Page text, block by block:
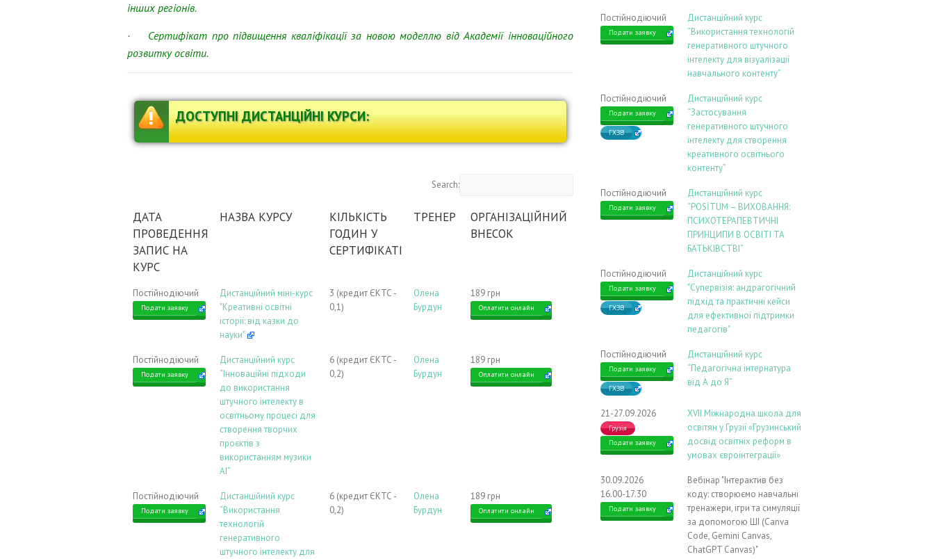
інших регіонів.
· Сертифікат про підвищення кваліфікації за новою моделлю від Академії інноваційного
розвитку освіти.
ДОСТУПНІ ДИСТАНЦІЙНІ КУРСИ:
Search:
ДАТА
ПРОВЕДЕННЯ
ЗАПИС НА
КУРС
НАЗВА КУРСУ
КІЛЬКІСТЬ
ГОДИН У
СЕРТИФІКАТІ
ТРЕНЕР
ОРГАНІЗАЦІЙНИЙ
ВНЕСОК
Постійнодіючий
Подати заявку
Дистанційний міні-курс
"Креативні освітні
історії: від казки до
науки"
3 (кредит ЄКТС -
0,1)
Олена
Бурдун
189 грн
Оплатити онлайн
Постійнодіючий
Подати заявку
Дистанційний курс
“Інноваційні підходи
до використання
штучного інтелекту в
освітньому процесі для
створення творчих
проєктів з
використанням музики
АІ”
6 (кредит ЄКТС -
0,2)
Олена
Бурдун
189 грн
Оплатити онлайн
Постійнодіючий
Подати заявку
Дистанційний курс
“Використання
технологій
генеративного
штучного інтелекту для
6 (кредит ЄКТС -
0,2)
Олена
Бурдун
189 грн
Оплатити онлайн
Постійнодіючий
Подати заявку
Дистанційний курс
“Використання технологій
генеративного штучного
інтелекту для візуалізації
навчального контенту”
Постійнодіючий
Подати заявку
ГХЗВ
Дистанційний курс
“Застосування
генеративного штучного
інтелекту для створення
креативного освітнього
контенту”
Постійнодіючий
Подати заявку
Дистанційний курс
“POSİTUM – ВИХОВАННЯ:
ПСИХОТЕРАПЕВТИЧНІ
ПРИНЦИПИ В ОСВІТІ ТА
БАТЬКІВСТВІ”
Постійнодіючий
Подати заявку
ГХЗВ
Дистанційний курс
"Супервізія: андрагогічний
підхід та практичні кейси
для ефективної підтримки
педагогів"
Постійнодіючий
Подати заявку
ГХЗВ
Дистанційний курс
“Педагогічна інтернатура
від А до Я”
21-27.09.2026
Грузія
Подати заявку
ХVIІ Міжнародна школа для
освітян у Грузії «Грузинський
досвід освітніх реформ в
умовах євроінтеграції»
30.09.2026
16.00-17.30
Подати заявку
Вебінар "Інтерактив без
коду: створюємо навчальні
тренажери, ігри та симуляції
за допомогою ШІ (Canva
Code, Gemini Canvas,
ChatGPT Canvas)"